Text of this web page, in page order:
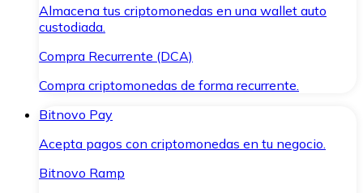
Almacena tus criptomonedas en una wallet auto
custodiada.
Compra Recurrente (DCA)
Compra criptomonedas de forma recurrente.
Bitnovo Pay
Acepta pagos con criptomonedas en tu negocio.
Bitnovo Ramp